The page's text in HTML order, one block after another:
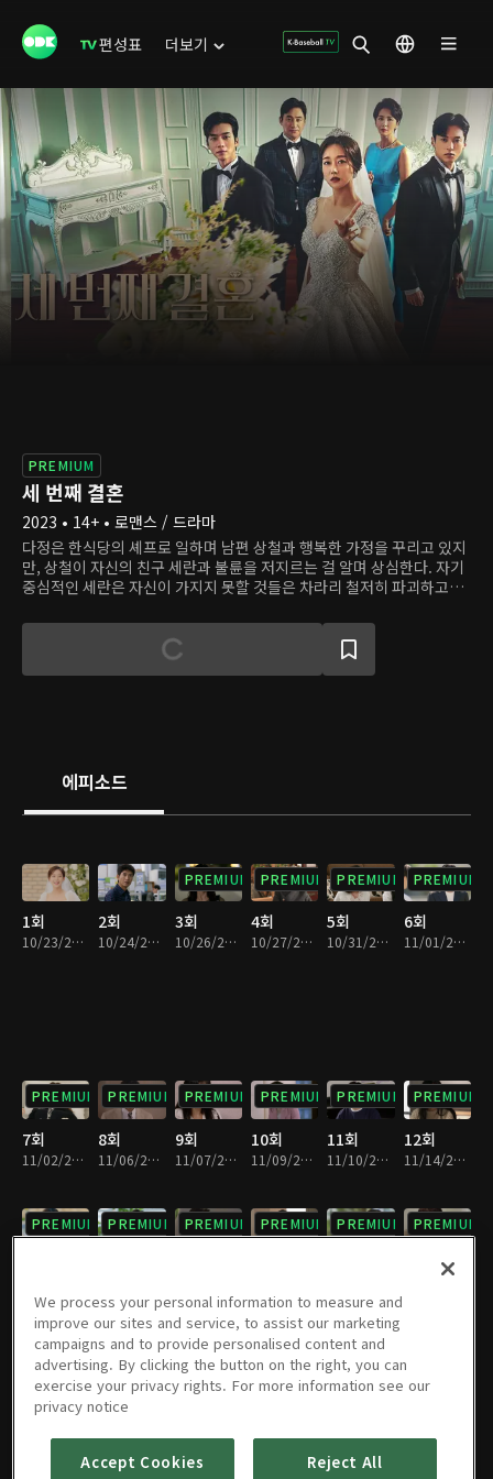
편성표 더보기
PREMIUM
세 번째 결혼
2023 • 14+ • 로맨스 / 드라마
다정은 한식당의 셰프로 일하며 남편 상철과 행복한 가정을 꾸리고 있지
만, 상철이 자신의 친구 세란과 불륜을 저지르는 걸 알며 상심한다. 자기
중심적인 세란은 자신이 가지지 못할 것들은 차라리 철저히 파괴하고자
만, 그럴수록 자신의 약한 모습을 발견한다. 다정은 자신이 받은 상처를
되갚으려 하고, 오해에서 비롯된 복수는 또 다른 복수로 이어진다. 엇갈
린 선택으로 정반대의 길을 걷게 된 두 여자. 서로에게 칼날을 세운 복수
에피소드
1회
10/23/2023 • 30분
2회
10/24/2023 • 30분
PREMIUM
3회
10/26/2023 • 30분
PREMIUM
4회
10/27/2023 • 29분
PREMIUM
5회
10/31/2023 • 30분
PREMIUM
6회
11/01/2023 • 30분
PREMIUM
7회
11/02/2023 • 30분
PREMIUM
8회
11/06/2023 • 29분
PREMIUM
9회
11/07/2023 • 30분
PREMIUM
10회
11/09/2023 • 30분
PREMIUM
11회
11/10/2023 • 30분
PREMIUM
12회
11/14/2023 • 30분
PREMIUM PREMIUM PREMIUM PREMIUM PREMIUM PREMIUM
PREMIUM
19회
11/23/2023 • 29분
PREMIUM
20회
PREMIUM
21회
PREMIUM
22회
PREMIUM
23회 24회
We process your personal information to measure and
improve our sites and service, to assist our marketing
campaigns and to provide personalised content and
advertising. By clicking the button on the right, you can
exercise your privacy rights. For more information see our
privacy notice
Accept Cookies Reject All